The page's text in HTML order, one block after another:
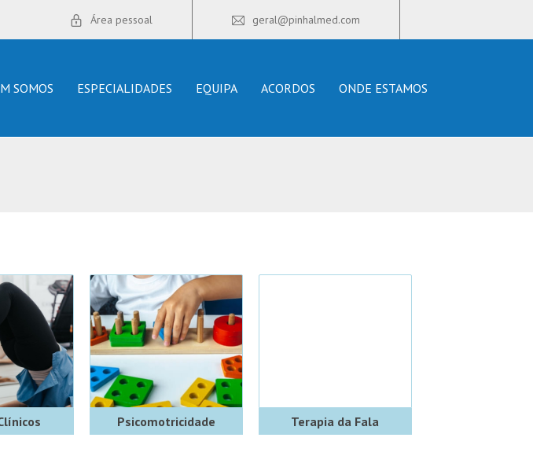
Área pessoal geral@pinhalmed.com
SOMOS ESPECIALIDADES EQUIPA ACORDOS ONDE ESTAMOS
Psicomotricidade Terapia da Fala